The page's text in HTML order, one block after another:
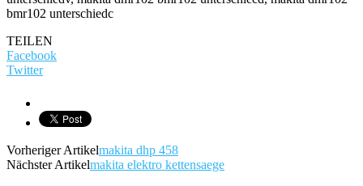
TEILEN
Facebook
Twitter
Vorheriger Artikelmakita dhp 458
Nächster Artikelmakita elektro kettensaege